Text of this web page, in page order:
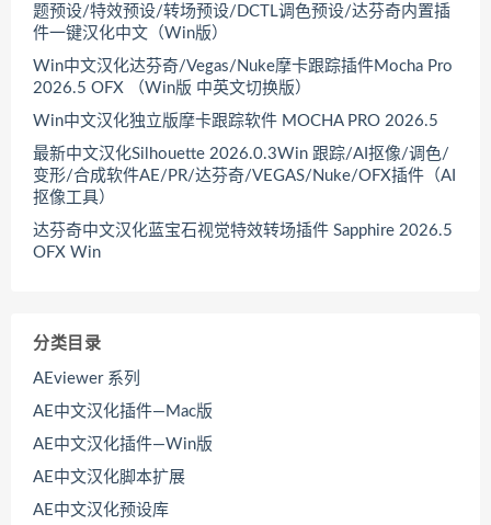
题预设/特效预设/转场预设/DCTL调色预设/达芬奇内置插
件一键汉化中文（Win版）
Win中文汉化达芬奇/Vegas/Nuke摩卡跟踪插件Mocha Pro
2026.5 OFX （Win版 中英文切换版）
Win中文汉化独立版摩卡跟踪软件 MOCHA PRO 2026.5
最新中文汉化Silhouette 2026.0.3Win 跟踪/AI抠像/调色/
变形/合成软件AE/PR/达芬奇/VEGAS/Nuke/OFX插件（AI
抠像工具）
达芬奇中文汉化蓝宝石视觉特效转场插件 Sapphire 2026.5
OFX Win
分类目录
AEviewer 系列
AE中文汉化插件—Mac版
AE中文汉化插件—Win版
AE中文汉化脚本扩展
AE中文汉化预设库